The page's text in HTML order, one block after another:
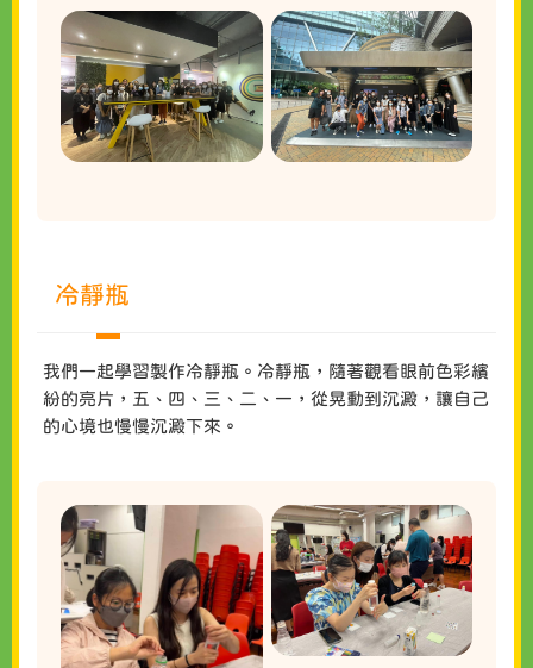
冷靜瓶
我們一起學習製作冷靜瓶。冷靜瓶，隨著觀看眼前色彩繽
紛的亮片，五、四、三、二、一，從晃動到沉澱，讓自己
的心境也慢慢沉澱下來。